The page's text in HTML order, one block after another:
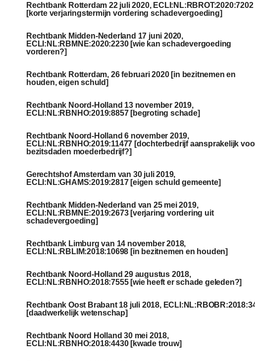
Rechtbank Rotterdam 22 juli 2020, ECLI:NL:RBROT:2020:7202
[korte verjaringstermijn vordering schadevergoeding]
Rechtbank Midden-Nederland 17 juni 2020,
ECLI:NL:RBMNE:2020:2230 [wie kan schadevergoeding
vorderen?]
Rechtbank Rotterdam, 26 februari 2020 [in bezitnemen en
houden, eigen schuld]
Rechtbank Noord-Holland 13 november 2019,
ECLI:NL:RBNHO:2019:8857 [begroting schade]
Rechtbank Noord-Holland 6 november 2019,
ECLI:NL:RBNHO:2019:11477 [dochterbedrijf aansprakelijk
bezitsdaden moederbedrijf?]
Gerechtshof Amsterdam van 30 juli 2019,
ECLI:NL:GHAMS:2019:2817 [eigen schuld gemeente]
Rechtbank Midden-Nederland van 25 mei 2019,
ECLI:NL:RBMNE:2019:2673 [verjaring vordering uit
schadevergoeding]
Rechtbank Limburg van 14 november 2018,
ECLI:NL:RBLIM:2018:10698 [in bezitnemen en houden]
Rechtbank Noord-Holland 29 augustus 2018,
ECLI:NL:RBNHO:2018:7555 [wie heeft er schade geleden?]
Rechtbank Oost Brabant 18 juli 2018,
[daadwerkelijk wetenschap]
Rechtbank Noord Holland 30 mei 2018,
ECLI:NL:RBNHO:2018:4430 [kwade trouw]